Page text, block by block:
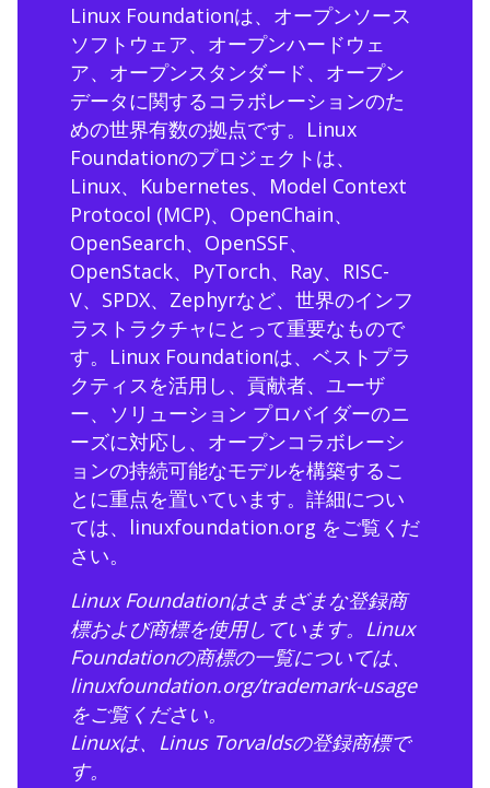
Linux Foundationは、オープンソース
ソフトウェア、オープンハードウェ
ア、オープンスタンダード、オープン
データに関するコラボレーションのた
めの世界有数の拠点です。Linux
Foundationのプロジェクトは、
Linux、Kubernetes、Model Context
Protocol (MCP)、OpenChain、
OpenSearch、OpenSSF、
OpenStack、PyTorch、Ray、RISC-
V、SPDX、Zephyrなど、世界のインフ
ラストラクチャにとって重要なもので
す。Linux Foundationは、ベストプラ
クティスを活用し、貢献者、ユーザ
ー、ソリューション プロバイダーのニ
ーズに対応し、オープンコラボレーシ
ョンの持続可能なモデルを構築するこ
とに重点を置いています。詳細につい
ては、 linuxfoundation.org をご覧くだ
さい。
Linux Foundationはさまざまな登録商
標および商標を使用しています。Linux
Foundationの商標の一覧については、
linuxfoundation.org/trademark-usage
をご覧ください。
Linuxは、Linus Torvaldsの登録商標で
す。